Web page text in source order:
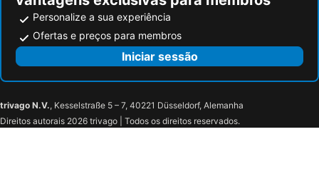
Personalize a sua experiência
Ofertas e preços para membros
Iniciar sessão
trivago N.V., Kesselstraße 5 – 7, 40221 Düsseldorf, Alemanha
Direitos autorais 2026 trivago | Todos os direitos reservados.